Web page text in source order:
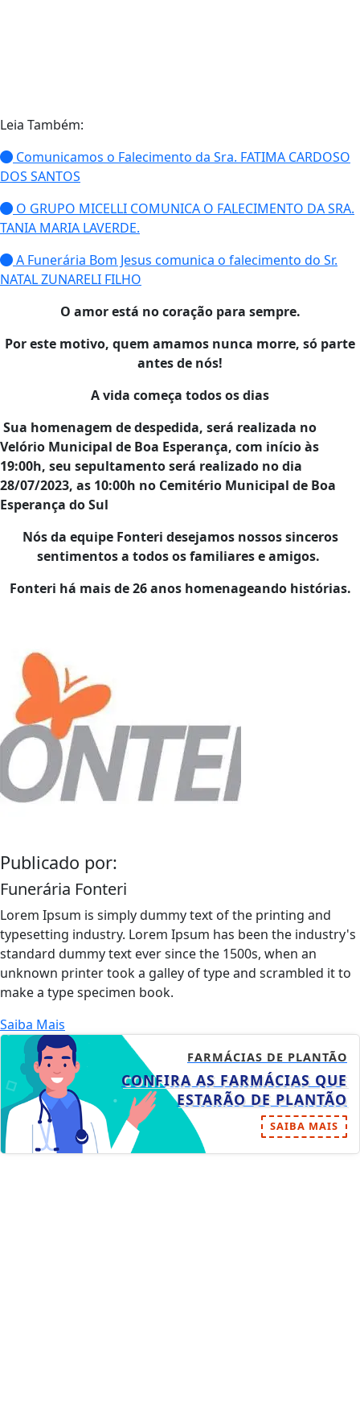
Leia Também:
Comunicamos o Falecimento da Sra. FATIMA CARDOSO
DOS SANTOS
O GRUPO MICELLI COMUNICA O FALECIMENTO DA SRA.
TANIA MARIA LAVERDE.
A Funerária Bom Jesus comunica o falecimento do Sr.
NATAL ZUNARELI FILHO
O amor está no coração para sempre.
Por este motivo, quem amamos nunca morre, só parte
antes de nós!
A vida começa todos os dias
Sua homenagem de despedida, será realizada no
Velório Municipal de Boa Esperança, com início às
19:00h, seu sepultamento será realizado no dia
28/07/2023, as 10:00h no Cemitério Municipal de Boa
Esperança do Sul
Nós da equipe Fonteri desejamos nossos sinceros
sentimentos a todos os familiares e amigos.
Fonteri há mais de 26 anos homenageando histórias.
Publicado por:
Funerária Fonteri
Lorem Ipsum is simply dummy text of the printing and
typesetting industry. Lorem Ipsum has been the industry's
standard dummy text ever since the 1500s, when an
unknown printer took a galley of type and scrambled it to
make a type specimen book.
Saiba Mais
FARMÁCIAS DE PLANTÃO
CONFIRA AS FARMÁCIAS QUE
ESTARÃO DE PLANTÃO
SAIBA MAIS